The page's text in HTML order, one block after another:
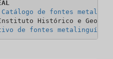
Catálogo de fontes
Histórico e
de fontes